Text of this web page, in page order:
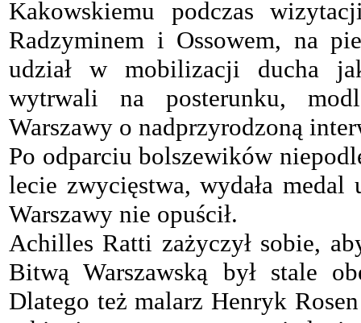
Kakowskiemu podczas
Radzyminem i Ossowem, na
udział w mobilizacji ducha
wytrwali na posterunku,
Warszawy o nadprzyrodzoną
Po odparciu bolszewików
lecie zwycięstwa, wydała
Warszawy nie opuścił.
Achilles Ratti zażyczył sobie,
Bitwą Warszawską był stale
Dlatego też malarz Henryk